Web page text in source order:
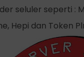
seluler seperti :
Hepi dan Token